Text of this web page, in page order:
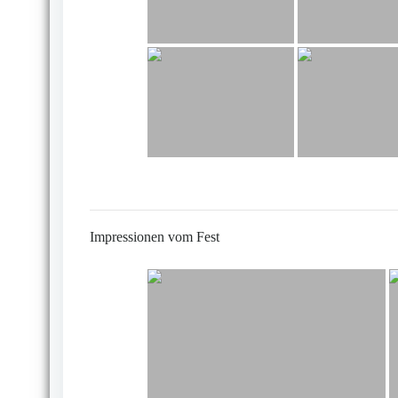
Impressionen vom Fest